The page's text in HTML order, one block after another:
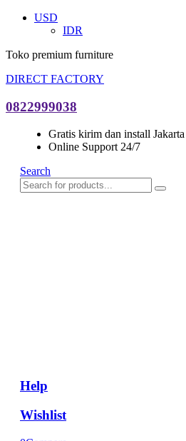
USD
IDR
Toko premium furniture
DIRECT FACTORY
0822999038
Gratis kirim dan install Jakarta
Online Support 24/7
Search
Help
Wishlist